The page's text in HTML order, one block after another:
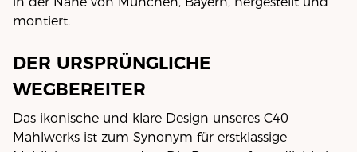
montiert.
DER URSPRÜNGLICHE
WEGBEREITER
Das ikonische und klare Design unseres C40-
Mahlwerks ist zum Synonym für erstklassige